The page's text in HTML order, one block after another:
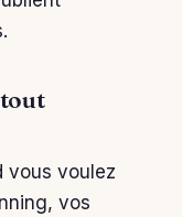
vous voulez
vos